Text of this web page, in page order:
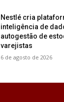
Nestlé cria
inteligência de
autogestão de
varejistas
6 de agosto de 2026